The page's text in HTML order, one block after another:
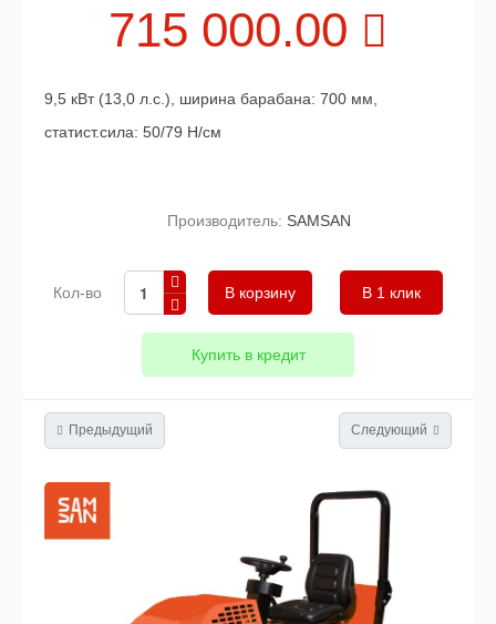
715 000.00
9,5 кВт (13,0 л.с.), ширина барабана: 700 мм,
статист.сила: 50/79 H/см
Производитель: SAMSAN
Кол-во В 1 клик
Купить в кредит
Предыдущий Следующий